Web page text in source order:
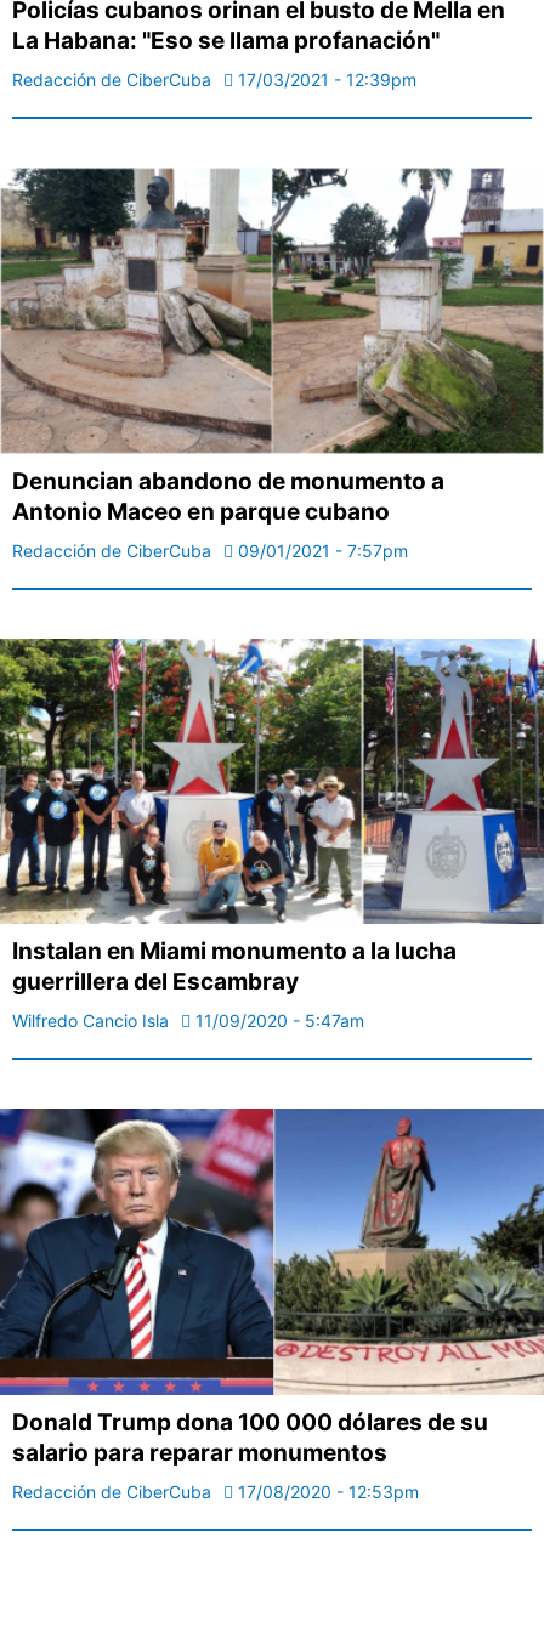
Policías cubanos orinan el busto de Mella en
La Habana: "Eso se llama profanación"
Redacción de CiberCuba 17/03/2021 - 12:39pm
Denuncian abandono de monumento a
Antonio Maceo en parque cubano
Redacción de CiberCuba 09/01/2021 - 7:57pm
Instalan en Miami monumento a la lucha
guerrillera del Escambray
Wilfredo Cancio Isla 11/09/2020 - 5:47am
Donald Trump dona 100 000 dólares de su
salario para reparar monumentos
Redacción de CiberCuba 17/08/2020 - 12:53pm